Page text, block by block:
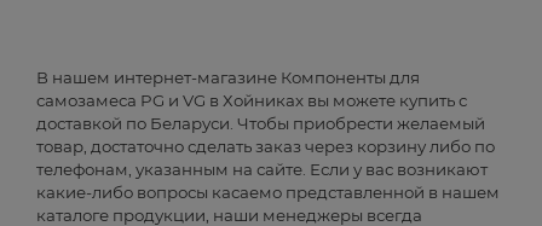
В нашем интернет-магазине Компоненты для
самозамеса PG и VG в Хойниках вы можете купить с
доставкой по Беларуси. Чтобы приобрести желаемый
товар, достаточно сделать заказ через корзину либо по
телефонам, указанным на сайте. Если у вас возникают
какие-либо вопросы касаемо представленной в нашем
каталоге продукции, наши менеджеры всегда